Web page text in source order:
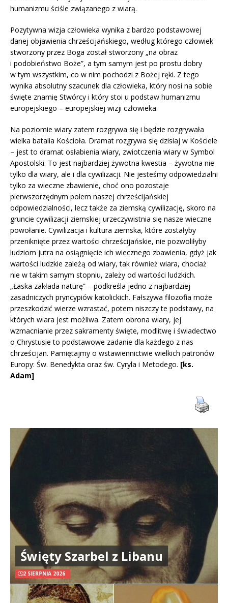
humanizmu ściśle związanego z wiarą.
Pozytywna wizja człowieka wynika z bardzo podstawowej
danej objawienia chrześcijańskiego, według którego człowiek
stworzony przez Boga został stworzony „na obraz
i podobieństwo Boże”, a tym samym jest po prostu dobry
w tym wszystkim, co w nim pochodzi z Bożej ręki. Z tego
wynika absolutny szacunek dla człowieka, który nosi na sobie
święte znamię Stwórcy i który stoi u podstaw humanizmu
europejskiego – europejskiej wizji człowieka.
Na poziomie wiary zatem rozgrywa się i będzie rozgrywała
wielka batalia Kościoła. Dramat rozgrywa się dzisiaj w Kościele
– jest to dramat osłabienia wiary, zwiotczenia wiary w Symbol
Apostolski. To jest najbardziej żywotna kwestia – żywotna nie
tylko dla wiary, ale i dla cywilizacji. Nie jesteśmy odpowiedzialni
tylko za wieczne zbawienie, choć ono pozostaje
pierwszorzędnym polem naszej chrześcijańskiej
odpowiedzialności, lecz także za ziemską cywilizację, skoro na
gruncie cywilizacji ziemskiej urzeczywistnia się nasze wieczne
powołanie. Cywilizacja i kultura ziemska, które zostałyby
przeniknięte przez wartości chrześcijańskie, nie pozwoliłyby
ludziom jutra na osiągnięcie ich wiecznego zbawienia, gdyż jak
wartości ludzkie zależą od wiary, tak również wiara, chociaż
nie w takim samym stopniu, zależy od wartości ludzkich.
„Łaska zakłada naturę” – podkreśla jedno z najbardziej
zasadniczych pryncypiów katolickich. Fałszywa filozofia może
przeszkodzić wierze wzrastać, potem niszczy te podstawy, na
których wiara jest możliwa. Zatem obrona wiary, jej
wzmacnianie przez sakramenty święte, modlitwę i świadectwo
o Chrystusie to podstawowe zadanie dla każdego z nas
chrześcijan. Pamiętajmy o wstawiennictwie wielkich patronów
Europy: Św. Benedykta oraz św. Cyryla i Metodego. [ks.
Adam]
Święty Szarbel z Libanu
2 SIERPNIA 2026